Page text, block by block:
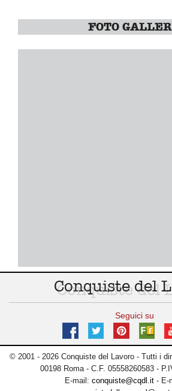
FOTO
Conquiste del
Seguici su
© 2001 - 2026 Conquiste del Lavoro - Tutti i
00198 Roma - C.F. 05558260583 -
E-mail: conquiste@cqdl.it- E-